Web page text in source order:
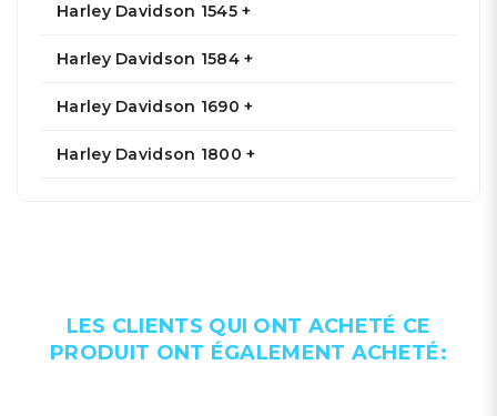
Harley Davidson 1545 +
Harley Davidson 1584 +
Harley Davidson 1690 +
Harley Davidson 1800 +
LES CLIENTS QUI ONT ACHETÉ CE
PRODUIT ONT ÉGALEMENT ACHETÉ: